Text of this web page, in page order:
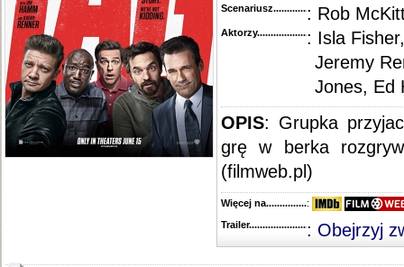
Scenariusz........................................
: Rob
Aktorzy...........................................
: Isla
Jeremy
Jones, Ed
OPIS: Grupka
grę w berka
(filmweb.pl)
Więcej na........................................
:
Trailer...........................................
: Obejrzyj